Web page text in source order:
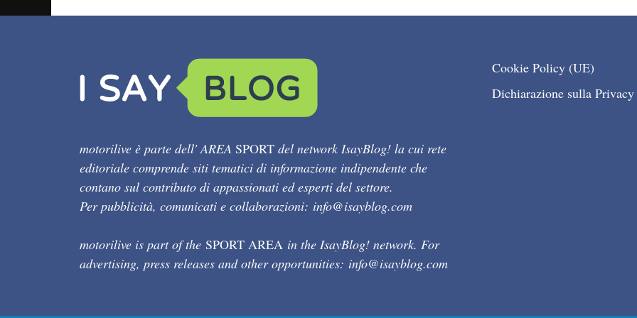
motorilive è parte dell' AREA SPORT del network IsayBlog! la cui rete
editoriale comprende siti tematici di informazione indipendente che
contano sul contributo di appassionati ed esperti del settore.
Per pubblicità, comunicati e collaborazioni: info@isayblog.com
motorilive is part of the SPORT AREA in the IsayBlog! network. For
advertising, press releases and other opportunities: info@isayblog.com
Cookie Policy (UE)
Dichiarazione sulla